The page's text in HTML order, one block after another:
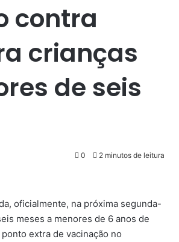
contra
crianças
de seis
0 2 minutos de leitura
oficialmente, na próxima segunda-
meses a menores de 6 anos de
extra de vacinação no